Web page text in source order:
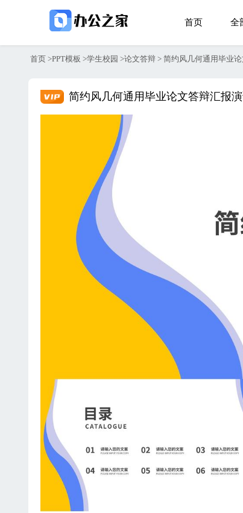
首页 全
首页 >PPT模板 >学生校园 >论文答辩 > 简约风几何通用毕业
简约风几何通用毕业论文答辩汇报演